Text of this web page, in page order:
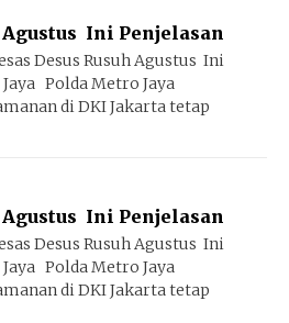
Agustus Ini Penjelasan
Desus Rusuh Agustus Ini
Polda Metro Jaya
di DKI Jakarta tetap
Agustus Ini Penjelasan
Desus Rusuh Agustus Ini
Polda Metro Jaya
di DKI Jakarta tetap